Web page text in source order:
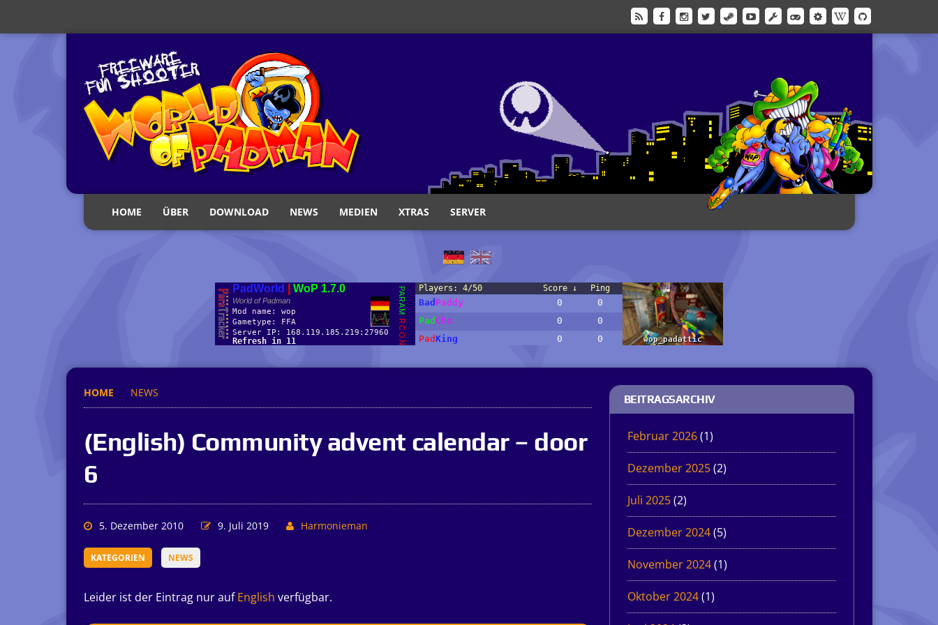
HOME ÜBER DOWNLOAD NEWS MEDIEN XTRAS SERVER
HOME NEWS
(English) Community advent calendar – door
6
5. Dezember 2010 9. Juli 2019 Harmonieman
KATEGORIEN NEWS
Leider ist der Eintrag nur aufEnglish verfügbar.
BEITRAGSARCHIV
Februar 2026(1)
Dezember 2025(2)
Juli 2025(2)
Dezember 2024(5)
November 2024(1)
Oktober 2024(1)